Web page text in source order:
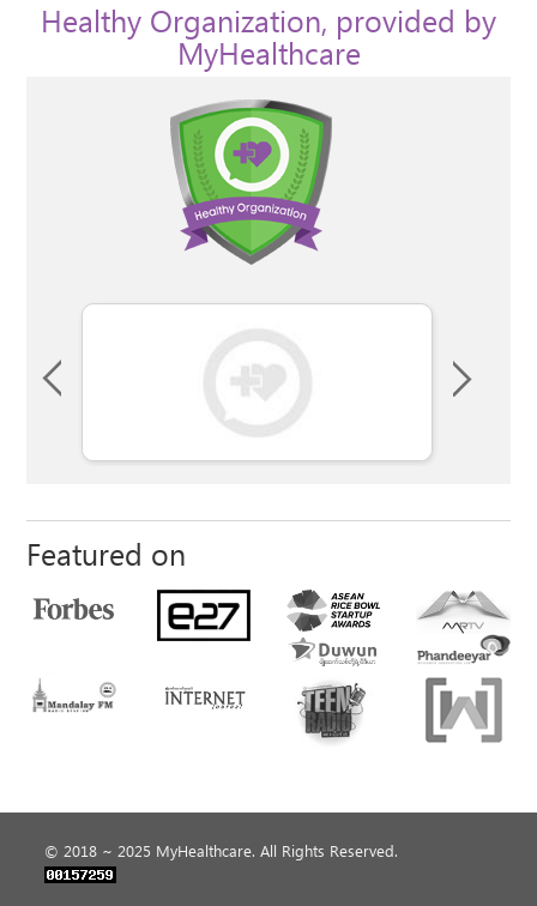
Healthy Organization, provided by
MyHealthcare
Featured on
© 2018 ~ 2025 MyHealthcare. All Rights Reserved.